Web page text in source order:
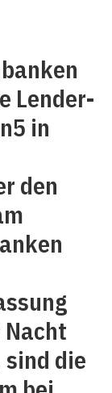
Lender-
in
den
die